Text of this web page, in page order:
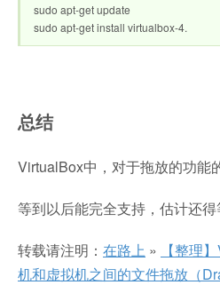
sudo apt-get update
sudo apt-get install virtualbox-4.
总结
VirtualBox中，对于拖放的功能
等到以后能完全支持，估计还得
转载请注明： 在路上 »
【整理
机和虚拟机之间的文件拖放（